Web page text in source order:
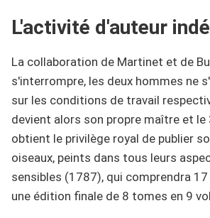
L'activité d'auteur
La collaboration de Martinet et de
s'interrompre, les deux hommes ne
sur les conditions de travail
devient alors son propre maître et
obtient le privilège royal de publier
oiseaux, peints dans tous leurs
sensibles (1787), qui comprendra
une édition finale de 8 tomes en 9